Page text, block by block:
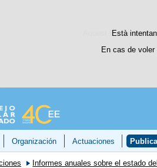
Aquest lloc web
Està
En cas de voler
Organización Actuaciones
Informes anuales sobre el estado